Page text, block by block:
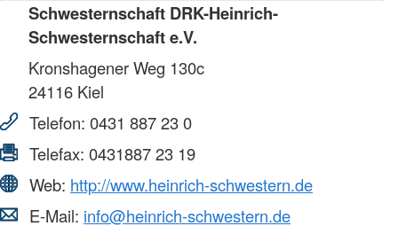
Schwesternschaft DRK-Heinrich-
Schwesternschaft e.V.
Kronshagener Weg 130c
24116 Kiel
Telefon: 0431 887 23 0
Telefax: 0431887 23 19
Web: http://www.heinrich-schwestern.de
E-Mail: info@heinrich-schwestern.de